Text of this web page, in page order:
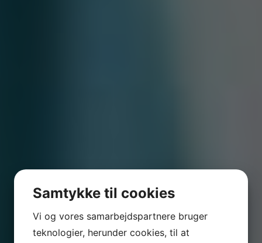
Samtykke til cookies
Vi og vores samarbejdspartnere bruger
teknologier, herunder cookies, til at